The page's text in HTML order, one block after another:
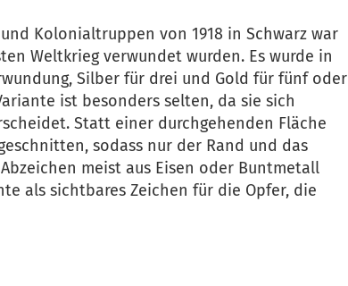
Kolonialtruppen von 1918 in Schwarz war
Weltkrieg verwundet wurden. Es wurde in
Silber für drei und Gold für fünf oder
ist besonders selten, da sie sich
Statt einer durchgehenden Fläche
sodass nur der Rand und das
meist aus Eisen oder Buntmetall
als sichtbares Zeichen für die Opfer, die